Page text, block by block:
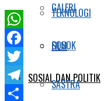
TEKNOLOGI
SOSOK
SOSIAL DAN POLITIK
GALERI
FILM
SASTRA
WhatsApp
Facebook
Twitter
Telegram